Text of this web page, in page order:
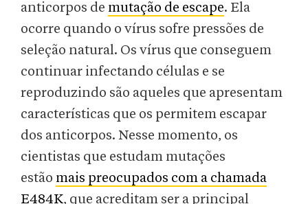
anticorpos de mutação de escape. Ela
ocorre quando o vírus sofre pressões de
seleção natural. Os vírus que conseguem
continuar infectando células e se
reproduzindo são aqueles que apresentam
características que os permitem escapar
dos anticorpos. Nesse momento, os
cientistas que estudam mutações
estão mais preocupados com a chamada
E484K, que acreditam ser a principal